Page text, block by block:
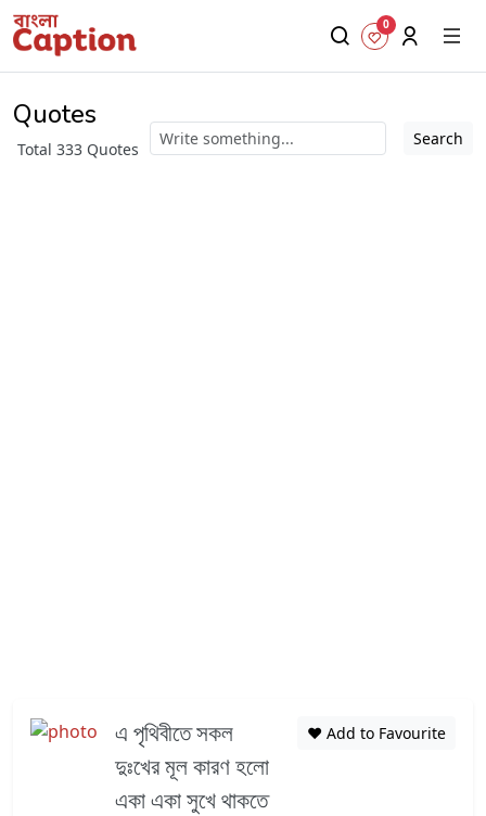
0
Quotes
Total 333 Quotes
Search
এ পৃথিবীতে সকল
দুঃখের মূল কারণ হলো
একা একা সুখে থাকতে
❤️ Add to Favourite